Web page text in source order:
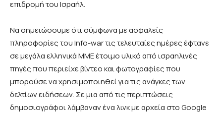
επιδρομή του Ισραήλ.
Να σημειώσουμε ότι σύμφωνα με ασφαλείς
πληροφορίες του Info-war τις τελευταίες ημέρες έφτανε
σε μεγάλα ελληνικά ΜΜΕ έτοιμο υλικό από ισραηλινές
πηγές που περιείχε βίντεο και φωτογραφίες που
μπορούσε να χρησιμοποιηθεί για τις ανάγκες των
δελτίων ειδήσεων. Σε μια από τις περιπτώσεις
δημοσιογράφοι λάμβαναν ένα λινκ με αρχεία στο Google